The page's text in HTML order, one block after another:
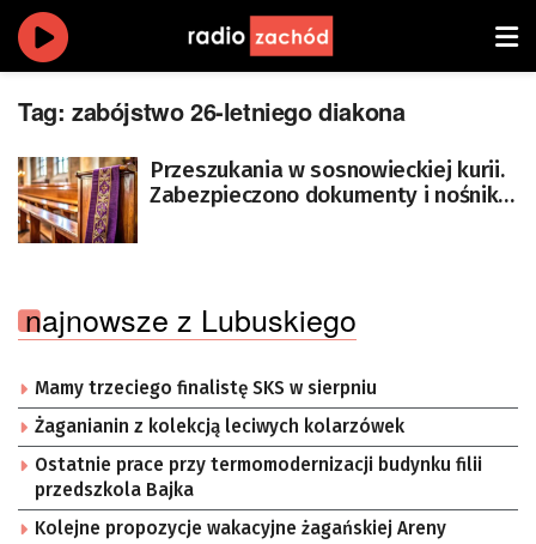
Tag: zabójstwo 26-letniego diakona
Przeszukania w sosnowieckiej kurii.
Zabezpieczono dokumenty i nośniki
najnowsze z Lubuskiego
Mamy trzeciego finalistę SKS w sierpniu
Żaganianin z kolekcją leciwych kolarzówek
Ostatnie prace przy termomodernizacji budynku filii
przedszkola Bajka
Kolejne propozycje wakacyjne żagańskiej Areny